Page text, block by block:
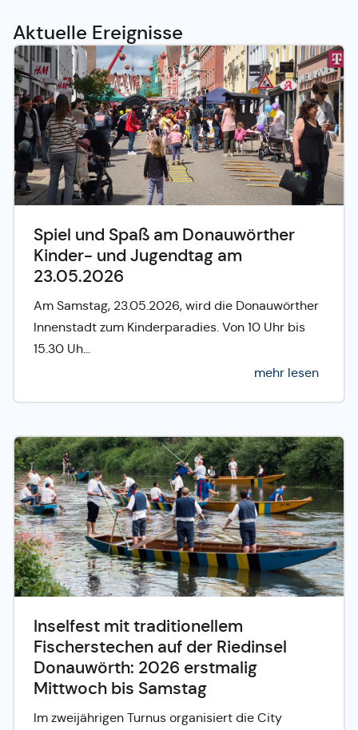
Aktuelle Ereignisse
Spiel und Spaß am Donauwörther
Kinder- und Jugendtag am
23.05.2026
Am Samstag, 23.05.2026, wird die Donauwörther
Innenstadt zum Kinderparadies. Von 10 Uhr bis
15.30 Uh...
mehr lesen
Inselfest mit traditionellem
Fischerstechen auf der Riedinsel
Donauwörth: 2026 erstmalig
Mittwoch bis Samstag
Im zweijährigen Turnus organisiert die City